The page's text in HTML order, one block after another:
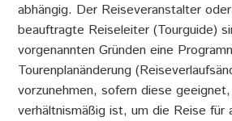
abhängig. Der Reiseveranstalter
beauftragte Reiseleiter (Tourguide)
vorgenannten Gründen eine
Tourenplanänderung
vorzunehmen, sofern diese
verhältnismäßig ist, um die Reise für